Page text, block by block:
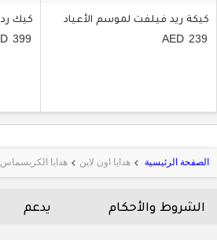
كيكة ريد فيلفت لموسم الأعياد
239
399
الصفحة الرئيسية keyboard_arrow_left هدايا اون لاين keyboard_arrow_left هدايا الكريسماس
الشروط والأحكام يدعم